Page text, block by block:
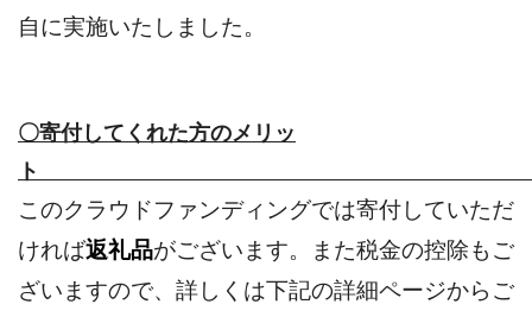
自に実施いたしました。
〇寄付してくれた方のメリッ
このクラウドファンディングでは寄付していただ
ければ返礼品がございます。また税金の控除もご
ざいますので、詳しくは下記の詳細ページからご